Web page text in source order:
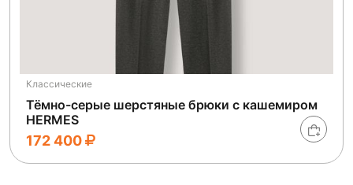
Классические
Тёмно-серые шерстяные брюки с кашемиром
HERMES
172 400